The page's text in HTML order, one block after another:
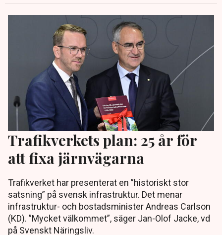
Trafikverkets plan: 25 år för
att fixa järnvägarna
Trafikverket har presenterat en ”historiskt stor
satsning” på svensk infrastruktur. Det menar
infrastruktur- och bostadsminister Andreas Carlson
(KD). ”Mycket välkommet”, säger Jan-Olof Jacke, vd
på Svenskt Näringsliv.